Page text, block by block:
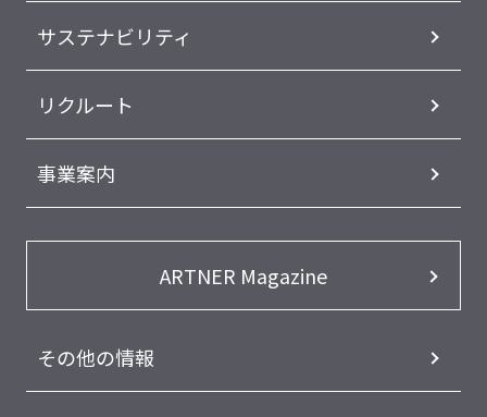
サステナビリティ
リクルート
事業案内
ARTNER Magazine
その他の情報